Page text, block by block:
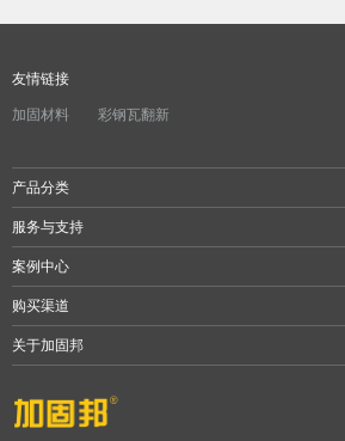
友情链接
加固材料
彩钢瓦翻新
产品分类
服务与支持
案例中心
购买渠道
关于加固邦